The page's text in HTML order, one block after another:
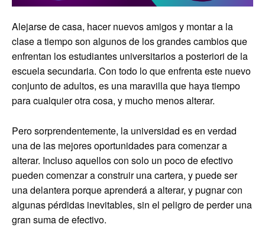
Alejarse de casa, hacer nuevos amigos y montar a la
clase a tiempo son algunos de los grandes cambios que
enfrentan los estudiantes universitarios a posteriori de la
escuela secundaria. Con todo lo que enfrenta este nuevo
conjunto de adultos, es una maravilla que haya tiempo
para cualquier otra cosa, y mucho menos alterar.
Pero sorprendentemente, la universidad es en verdad
una de las mejores oportunidades para comenzar a
alterar. Incluso aquellos con solo un poco de efectivo
pueden comenzar a construir una cartera, y puede ser
una delantera porque aprenderá a alterar, y pugnar con
algunas pérdidas inevitables, sin el peligro de perder una
gran suma de efectivo.